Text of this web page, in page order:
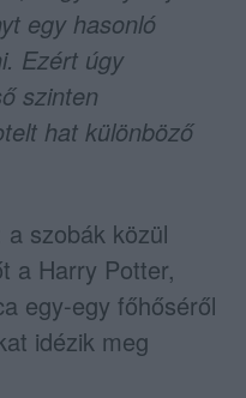
egy hasonló
Ezért úgy
szinten
hat különböző
szobák közül
a Harry Potter,
egy-egy főhőséről
idézik meg